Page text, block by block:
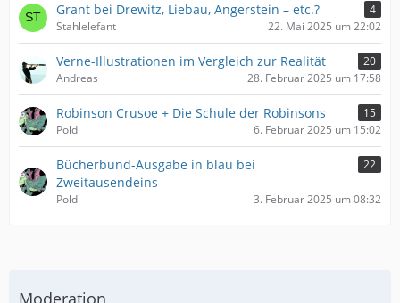
Grant bei Drewitz, Liebau, Angerstein – etc.?
4
Stahlelefant
22. Mai 2025 um 22:02
Verne-Illustrationen im Vergleich zur Realität
20
Andreas
28. Februar 2025 um 17:58
Robinson Crusoe + Die Schule der Robinsons
15
Poldi
6. Februar 2025 um 15:02
Bücherbund-Ausgabe in blau bei
Zweitausendeins
22
Poldi 3. Februar 2025 um 08:32
Moderation